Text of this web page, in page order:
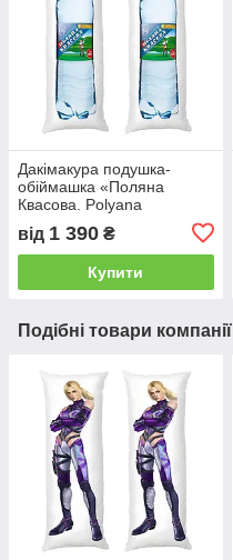
Дакімакура подушка-
обіймашка «Поляна
Квасова. Polyana
від 1 390 ₴
Купити
Подібні товари компанії